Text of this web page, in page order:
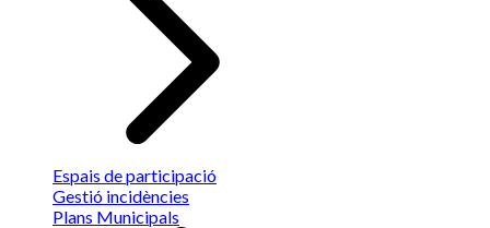
Espais de participació
Gestió incidències
Plans Municipals